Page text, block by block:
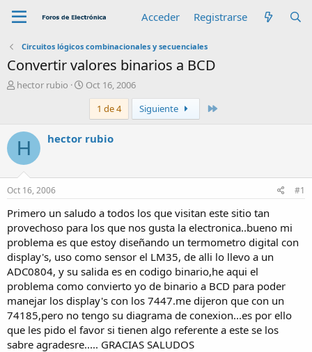
Acceder Registrarse
Circuitos lógicos combinacionales y secuenciales
Convertir valores binarios a BCD
A
r
hector rubio
F
h
a
d
c
o
Oct 16, 2006
1 de 4
Siguiente
H hector rubio
Oct 16, 2006 #1
Primero un saludo a todos los que visitan este sitio tan
provechoso para los que nos gusta la electronica..bueno mi
problema es que estoy diseñando un termometro digital con
display's, uso como sensor el LM35, de alli lo llevo a un
ADC0804, y su salida es en codigo binario,he aqui el
problema como convierto yo de binario a BCD para poder
manejar los display's con los 7447.me dijeron que con un
74185,pero no tengo su diagrama de conexion...es por ello
que les pido el favor si tienen algo referente a este se los
sabre agradesre..... GRACIAS SALUDOS